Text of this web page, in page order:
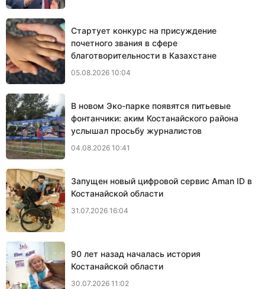
Стартует конкурс на присуждение
почетного звания в сфере
благотворительности в Казахстане
05.08.2026 10:04
В новом Эко-парке появятся питьевые
фонтанчики: аким Костанайского района
услышал просьбу журналистов
04.08.2026 10:41
Запущен новый цифровой сервис Aman ID в
Костанайской области
31.07.2026 16:04
90 лет назад началась история
Костанайской области
30.07.2026 11:02